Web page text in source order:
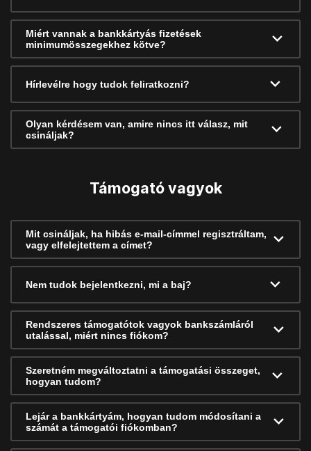
Miért vannak a bankkártyás fizetések
minimumösszegekhez kötve?
Hírlevélre hogy tudok feliratkozni?
Olyan kérdésem van, amire nincs itt válasz, mit
csináljak?
Támogató vagyok
Mit csináljak, ha hibás e-mail-címmel regisztráltam,
vagy elfelejtettem a címet?
Nem tudok bejelentkezni, mi a baj?
Rendszeres támogatótok vagyok bankszámláról
utalással, miért nincs fiókom?
Szeretném megváltoztatni a támogatási összeget,
hogyan tudom?
Lejár a bankkártyám, hogyan tudom módosítani a
számát a támogatói fiókomban?